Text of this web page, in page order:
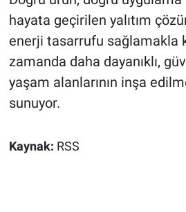
hayata geçirilen yalıtım
enerji tasarrufu sağlamakla
zamanda daha dayanıklı,
yaşam alanlarının inşa
sunuyor.
Kaynak: RSS